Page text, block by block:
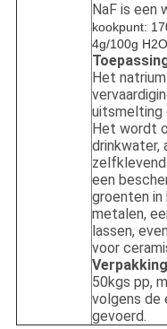
NaF is een
kookpunt:
4g/100g
Het
uitsmelting
Het wordt
drinkwater,
een
groenten in
metalen,
lassen,
voor
50kgs pp,
volgens de
gevoerd.